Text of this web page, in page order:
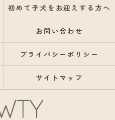
初めて子犬をお迎えする方へ
お問い合わせ
プライバシーポリシー
サイトマップ